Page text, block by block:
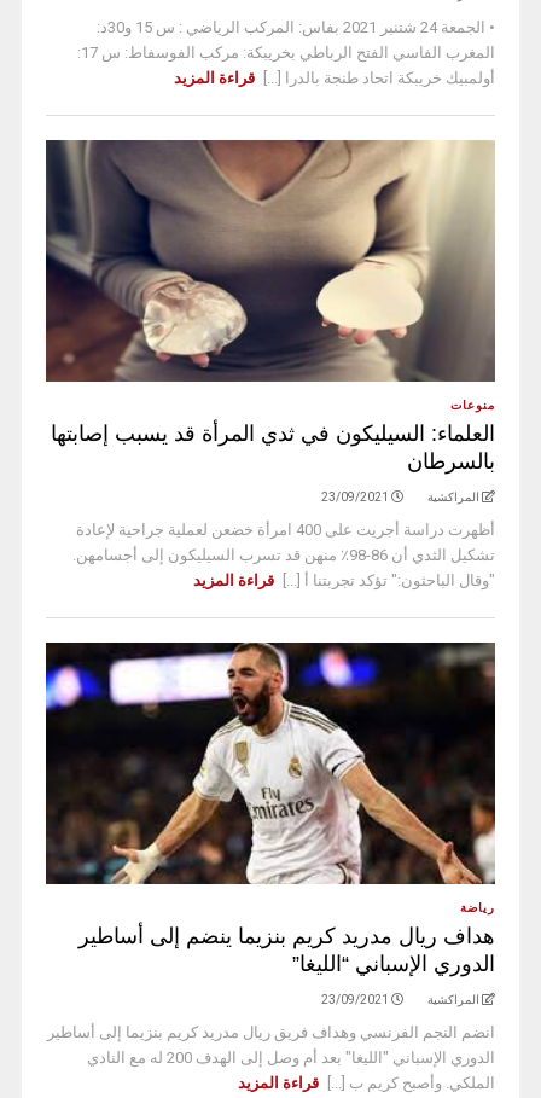
• الجمعة 24 شتنبر 2021 بفاس: المركب الرياضي : س 15 و30د:
المغرب الفاسي الفتح الرباطي بخريبكة: مركب الفوسفاط: س 17:
أولمبيك خريبكة اتحاد طنجة بالدرا [...]
قراءة المزيد
منوعات
العلماء: السيليكون في ثدي المرأة قد يسبب إصابتها
بالسرطان
المراكشية 23/09/2021
أظهرت دراسة أجريت على 400 امرأة خضعن لعملية جراحية لإعادة
تشكيل الثدي أن 86-98٪ منهن قد تسرب السيليكون إلى أجسامهن.
"وقال الباحثون:" تؤكد تجربتنا أ [...]
قراءة المزيد
رياضة
هداف ريال مدريد كريم بنزيما ينضم إلى أساطير
الدوري الإسباني “الليغا”
المراكشية 23/09/2021
انضم النجم الفرنسي وهداف فريق ريال مدريد كريم بنزيما إلى أساطير
الدوري الإسباني "الليغا" بعد أم وصل إلى الهدف 200 له مع النادي
الملكي. وأصبح كريم ب [...]
قراءة المزيد